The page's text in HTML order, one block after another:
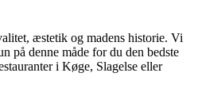
æstetik og madens historie. Vi
på denne måde for du den bedste
i Køge, Slagelse eller